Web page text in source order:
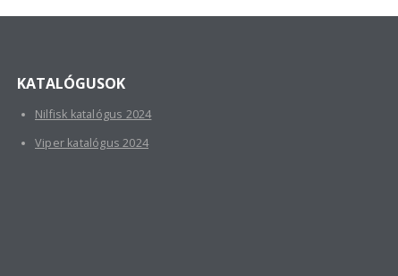
KATALÓGUSOK
Nilfisk katalógus 2024
Viper katalógus 2024